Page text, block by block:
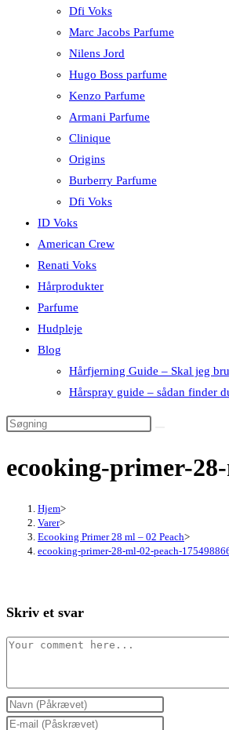
Dfi Voks
Marc Jacobs Parfume
Nilens Jord
Hugo Boss parfume
Kenzo Parfume
Armani Parfume
Clinique
Origins
Burberry Parfume
Dfi Voks
ID Voks
American Crew
Renati Voks
Hårprodukter
Parfume
Hudpleje
Blog
Hårfjerning Guide – Skal jeg
Hårspray guide – sådan finder
ecooking-primer-
Hjem>
Varer>
Ecooking Primer 28 ml – 02 Peach>
ecooking-primer-28-ml-02-peach-
Skriv et svar
Comment
Enter
your
Enter